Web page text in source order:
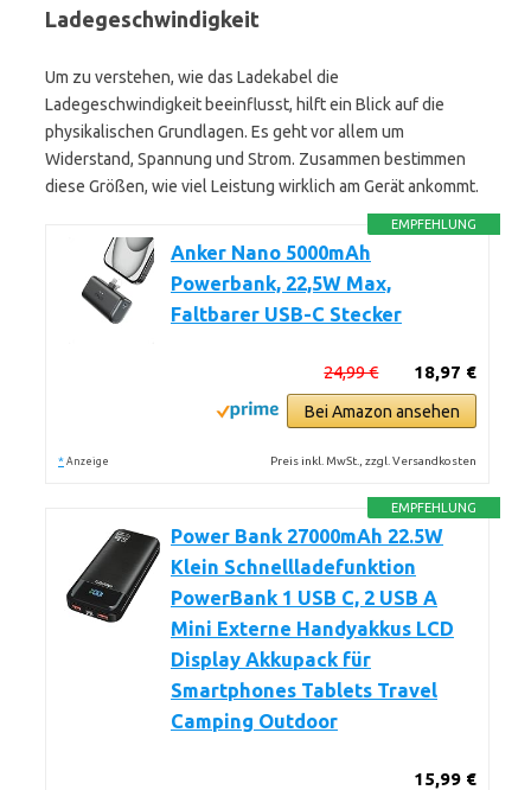
Ladegeschwindigkeit
Um zu verstehen, wie das Ladekabel die
Ladegeschwindigkeit beeinflusst, hilft ein Blick auf die
physikalischen Grundlagen. Es geht vor allem um
Widerstand, Spannung und Strom. Zusammen bestimmen
diese Größen, wie viel Leistung wirklich am Gerät ankommt.
EMPFEHLUNG
Anker Nano 5000mAh
Powerbank, 22,5W Max,
Faltbarer USB-C Stecker
18,97 €
24,99 €
Bei Amazon ansehen
* Anzeige Preis inkl. MwSt., zzgl. Versandkosten
EMPFEHLUNG
Power Bank 27000mAh 22.5W
Klein Schnellladefunktion
PowerBank 1 USB C, 2 USB A
Mini Externe Handyakkus LCD
Display Akkupack für
Smartphones Tablets Travel
Camping Outdoor
15,99 €